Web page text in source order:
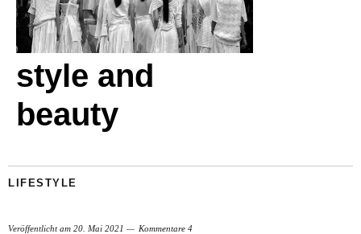
style and
beauty
LIFESTYLE
Veröffentlicht am 20. Mai 2021 Kommentare 4